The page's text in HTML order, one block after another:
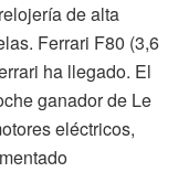
de alta
Ferrari F80 (3,6
ha llegado. El
ganador de Le
eléctricos,